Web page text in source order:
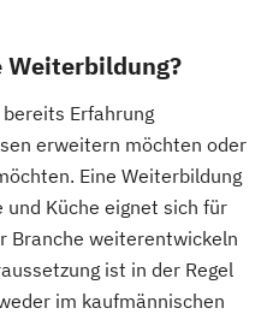
Weiterbildung?
Erfahrung
erweitern möchten oder
Eine Weiterbildung
Küche eignet sich für
Branche weiterentwickeln
ist in der Regel
im kaufmännischen